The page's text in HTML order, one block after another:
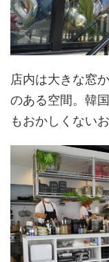
店内は大きな窓
のある空間。韓
もおかしくない